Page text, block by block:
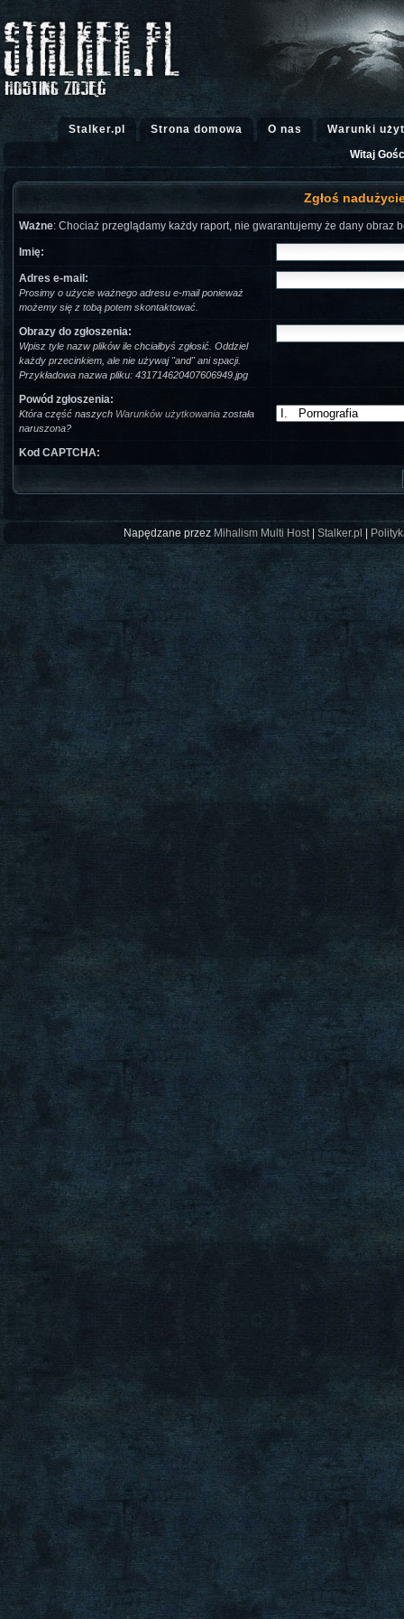
Stalker.pl Strona domowa O nas
Warunki
Witaj
Zgłoś
Ważne: Chociaż przeglądamy każdy raport, nie gwarantujemy że dany obraz
Imię:
Adres e-mail:
Prosimy o użycie ważnego adresu e-mail ponieważ
możemy się z tobą potem skontaktować.
Obrazy do zgłoszenia:
Wpisz tyle nazw plików ile chciałbyś zgłosić. Oddziel
każdy przecinkiem, ale nie używaj "and" ani spacji.
Przykładowa nazwa pliku: 431714620407606949.jpg
Powód zgłoszenia:
Która część naszych Warunków użytkowania została
naruszona?
Kod CAPTCHA:
Napędzane przez Mihalism Multi Host| Stalker.pl